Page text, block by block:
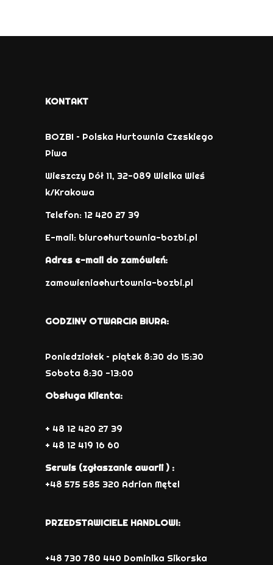
KONTAKT
BOZBI – Polska Hurtownia Czeskiego
Piwa
Wieszczy Dół 11, 32-089 Wielka Wieś
k/Krakowa
Telefon: 12 420 27 39
E-mail: biuro@hurtownia-bozbi.pl
Adres e-mail do zamówień:
zamowienia@hurtownia-bozbi.pl
GODZINY OTWARCIA BIURA:
Poniedziałek – piątek 8:30 do 15:30
Sobota 8:30 -13:00
Obsługa Klienta:
+ 48 12 420 27 39
+ 48 12 419 16 60
Serwis (zgłaszanie awarii ) :
+48 575 585 320 Adrian Mętel
PRZEDSTAWICIELE HANDLOWI:
+48 730 780 440 Dominika Sikorska